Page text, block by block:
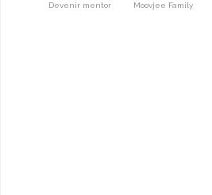
Devenir mentor Moovjee Family